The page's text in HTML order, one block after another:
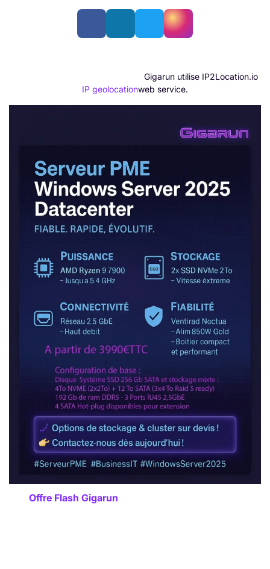
Gigarun utilise IP2Location.io
IP geolocationweb service.
Offre Flash Gigarun